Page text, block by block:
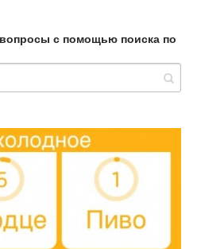
с помощью поиска по